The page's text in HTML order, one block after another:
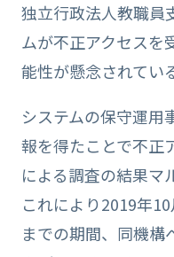
独立行政法人教職員
ムが不正アクセスを
能性が懸念されてい
システムの保守運用
報を得たことで不正
による調査の結果マ
これにより2019年
までの期間、同機構